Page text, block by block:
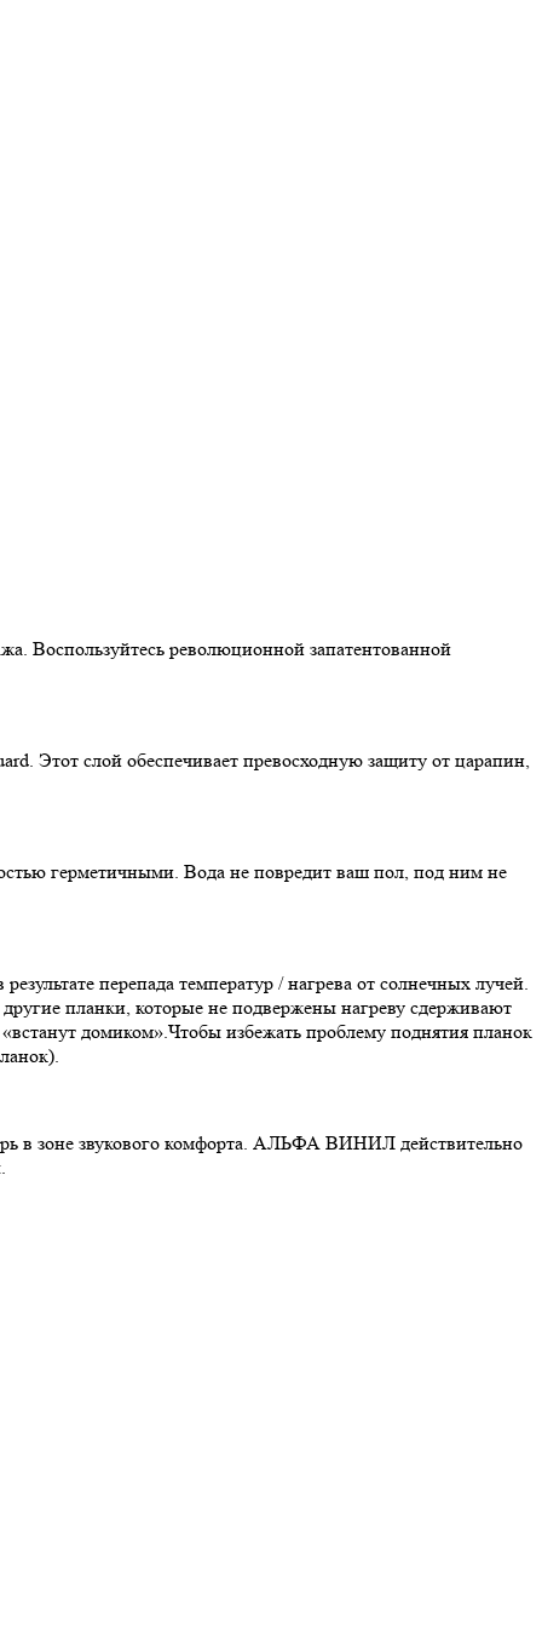
Воспользуйтесь революционной запатентованной
Этот слой обеспечивает превосходную защиту от царапин,
герметичными. Вода не повредит ваш пол, под ним не
перепада температур / нагрева от солнечных лучей.
планки, которые не подвержены нагреву сдерживают
домиком».Чтобы избежать проблему поднятия планок
в зоне звукового комфорта. АЛЬФА ВИНИЛ действительно